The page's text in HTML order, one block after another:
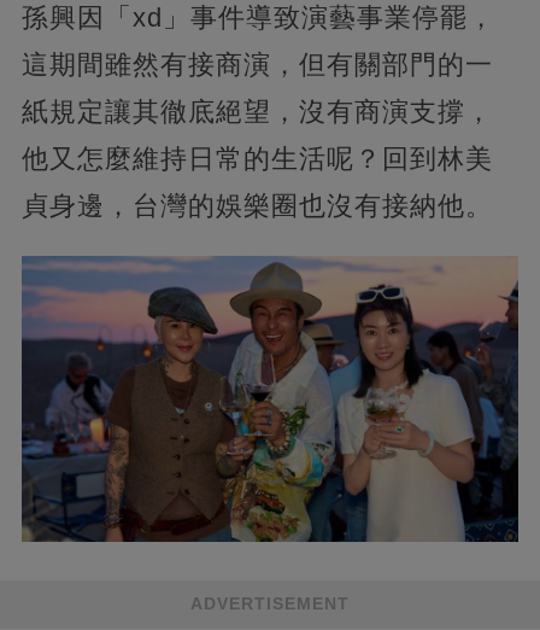
孫興因「xd」事件導致演藝事業停罷，
這期間雖然有接商演，但有關部門的一
紙規定讓其徹底絕望，沒有商演支撐，
他又怎麼維持日常的生活呢？回到林美
貞身邊，台灣的娛樂圈也沒有接納他。
ADVERTISEMENT